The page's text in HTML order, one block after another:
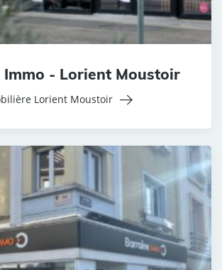
- Lorient Moustoir
Lorient Moustoir